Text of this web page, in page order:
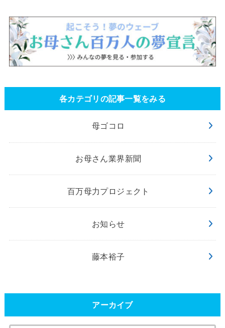
各カテゴリの記事一覧をみる
母ゴコロ
お母さん業界新聞
百万母力プロジェクト
お知らせ
藤本裕子
アーカイブ